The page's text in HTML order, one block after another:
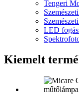
Tengeri
LED
Kiemelt